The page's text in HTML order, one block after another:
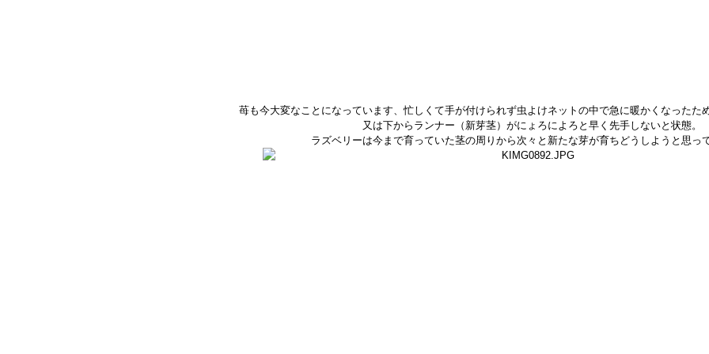
苺も今大変なことになっています、忙しくて手が付けられず虫よけネットの中で急に暖かくなったた
又は下からランナー（新芽茎）がにょろによろと早く先手しないと状態。
ラズベリーは今まで育っていた茎の周りから次々と新たな芽が育ちどうしようと思っ